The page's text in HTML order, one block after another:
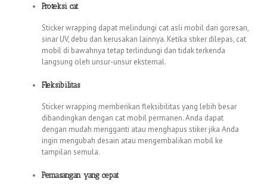
Proteksi cat
Sticker wrapping dapat melindungi cat asli mobil dari goresan,
sinar UV, debu dan kerusakan lainnya. Ketika stiker dilepas, cat
mobil di bawahnya tetap terlindungi dan tidak terkenda
langsung oleh unsur-unsur eksternal.
Fleksibilitas
Sticker wrapping memberikan fleksibilitas yang lebih besar
dibandingkan dengan cat mobil permanen. Anda dapat
dengan mudah mengganti atau menghapus stiker jika Anda
ingin mengubah desain atau mengembalikan mobil ke
tampilan semula.
Pemasangan yang cepat